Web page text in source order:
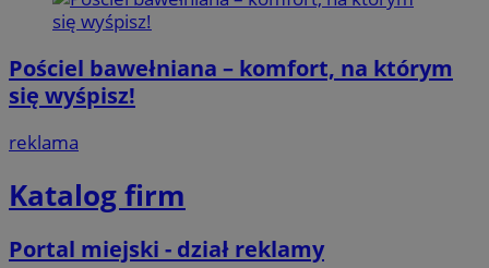
Pościel bawełniana – komfort, na którym
się wyśpisz!
reklama
Katalog firm
Portal miejski - dział reklamy